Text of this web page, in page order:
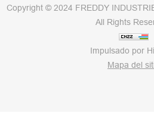
Copyright © 2024 FREDDY
All Rights
Impulsado por
Mapa del